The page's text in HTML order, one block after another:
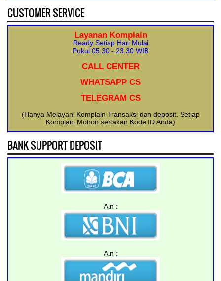
CUSTOMER SERVICE
Layanan Komplain
Ready Setiap Hari Mulai
Pukul 05.30 - 23.30 WIB
CALL CENTER
WHATSAPP CS
TELEGRAM CS
(Hanya Melayani Komplain Transaksi dan deposit. Setiap
Komplain Mohon sertakan Kode ID Anda)
BANK SUPPORT DEPOSIT
A.n :
A.n :